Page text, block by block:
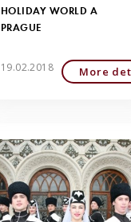
HOLIDAY WORLD À
PRAGUE
19.02.2018 More